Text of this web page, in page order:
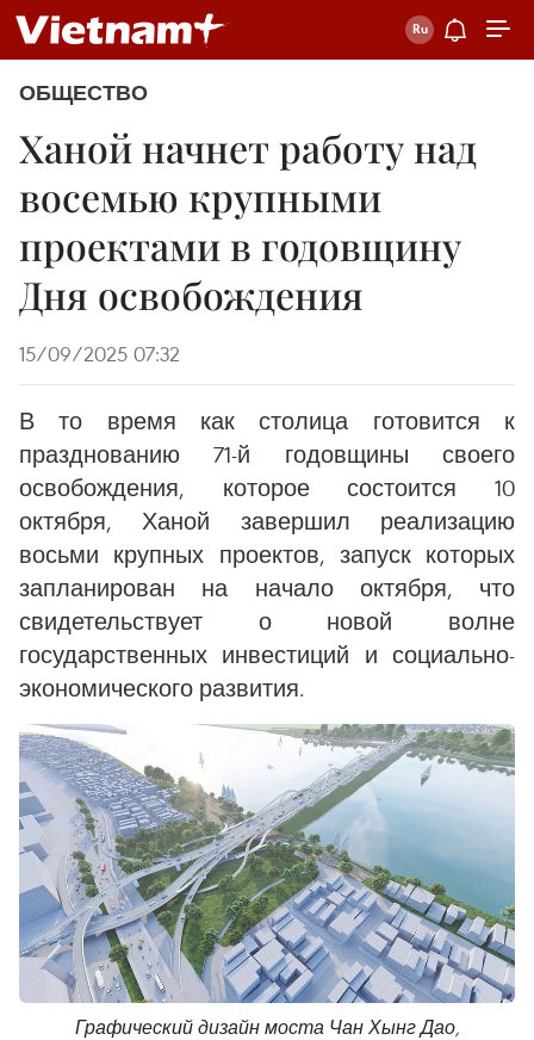
ОБЩЕСТВО
Ханой начнет работу над
восемью крупными
проектами в годовщину
Дня освобождения
15/09/2025 07:32
В то время как столица готовится к
празднованию 71-й годовщины своего
освобождения, которое состоится 10
октября, Ханой завершил реализацию
восьми крупных проектов, запуск которых
запланирован на начало октября, что
свидетельствует о новой волне
государственных инвестиций и социально-
экономического развития.
Графический дизайн моста Чан Хынг Дао,